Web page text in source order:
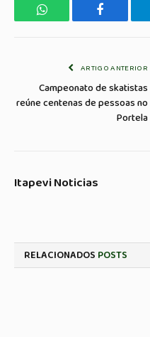
WhatsApp Facebook
ARTIGO ANTERIOR
Campeonato de skatistas
reúne centenas de pessoas no
Portela
Itapevi Noticias
RELACIONADOS POSTS